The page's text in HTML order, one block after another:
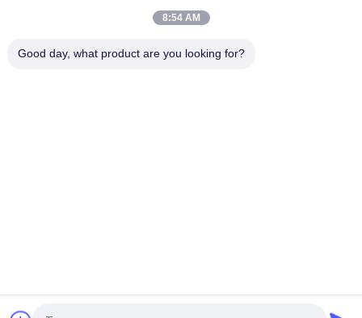
LABORprüfmaschine-elektronische Digitalanzeigen-einfache
Alterung
8:54 AM
Good day, what product are you looking for?